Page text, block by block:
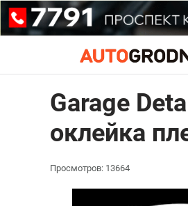
Garage
оклейка
Просмотров: 13664